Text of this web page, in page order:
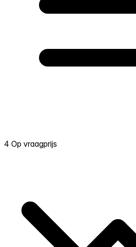
4 Op vraagprijs